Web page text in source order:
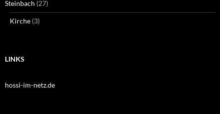
Steinbach (27)
Kirche (3)
LINKS
hossi-im-netz.de